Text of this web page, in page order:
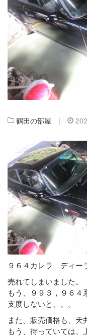
鶴田の部屋 |
９６４カレラ ディー
売れてしまいました。
もう、９９３，９６４
支度しないと、、。
また、販売価格も、天
もう、待っていては、